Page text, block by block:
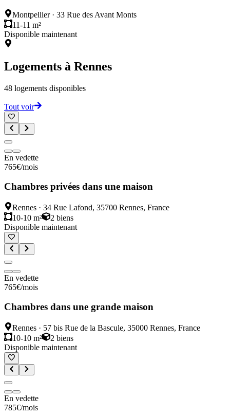
Montpellier· 33 Rue des Avant Monts
11-11 m²
Disponible maintenant
Logements à Rennes
48 logements disponibles
Tout voir
En vedette
765€/mois
Chambres privées dans une maison
Rennes · 34 Rue Lafond, 35700 Rennes, France
10-10 m²
2 biens
Disponible maintenant
En vedette
765€/mois
Chambres dans une grande maison
Rennes · 57 bis Rue de la Bascule, 35000 Rennes, France
10-10 m²
2 biens
Disponible maintenant
En vedette
785€/mois